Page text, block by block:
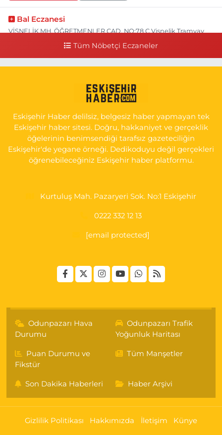
Bal Eczanesi
VİŞNELİK MH. ÖĞRETMENLER CAD. NO:78 C Vişnelik Tramvay
NUH'UN GEMİSİ Veteriner Kliniğinin yanı,ı
GÜLTEPE MAH. HALK CAD. NO:107 C
0 (222) 250 40 50 Yol Tarifi Al
Bizim Eczanesi
EMEK MAH. ERTAŞ CAD.NO:12 A Küçük Sanayi girişi Tarım Kredi
Koop. Market yanı
Tüm Nöbetçi Eczaneler
Eskişehir Haber delilsiz, belgesiz haber yapmayan tek
Eskişehir haber sitesi. Doğru, hakkaniyet ve gerçeklik
öğelerinin benimsendiği tarafsız gazeteciliğin
Eskişehir'de yegane örneği. Dedikoduyu değil gerçekleri
öğrenebileceğiniz Eskişehir haber platformu.
Kurtuluş Mah. Pazaryeri Sok. No:1 Eskişehir
0222 332 12 13
[email protected]
Odunpazarı Hava
Durumu
Odunpazarı Trafik
Yoğunluk Haritası
Puan Durumu ve
Fikstür
Tüm Manşetler
Son Dakika Haberleri Haber Arşivi
Gizlilik Politikası Hakkımızda İletişim Künye